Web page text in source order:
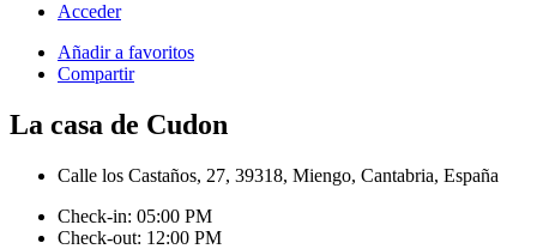
Acceder
Añadir a favoritos
Compartir
La casa de Cudon
Calle los Castaños, 27, 39318, Miengo, Cantabria, España
Check-in: 05:00 PM
Check-out: 12:00 PM